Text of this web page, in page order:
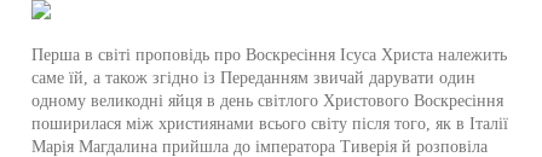
Перша в світі проповідь про Воскресіння Ісуса Христа належить
саме їй, а також згідно із Переданням звичай дарувати один
одному великодні яйця в день світлого Христового Воскресіння
поширилася між християнами всього світу після того, як в Італії
Марія Магдалина прийшла до імператора Тиверія й розповіла